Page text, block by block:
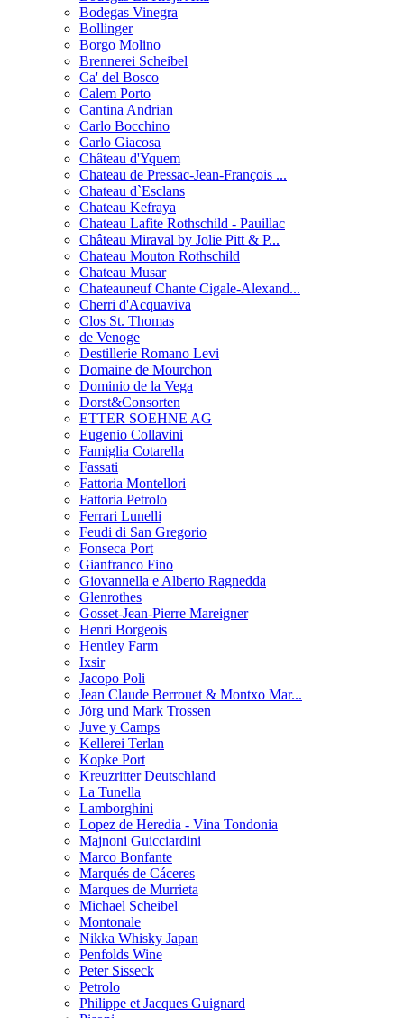
Bodegas Vinegra
Bollinger
Borgo Molino
Brennerei Scheibel
Ca' del Bosco
Calem Porto
Cantina Andrian
Carlo Bocchino
Carlo Giacosa
Château d'Yquem
Chateau de Pressac-Jean-François ...
Chateau d`Esclans
Chateau Kefraya
Chateau Lafite Rothschild - Pauillac
Château Miraval by Jolie Pitt & P...
Chateau Mouton Rothschild
Chateau Musar
Chateauneuf Chante Cigale-Alexand...
Cherri d'Acquaviva
Clos St. Thomas
de Venoge
Destillerie Romano Levi
Domaine de Mourchon
Dominio de la Vega
Dorst&Consorten
ETTER SOEHNE AG
Eugenio Collavini
Famiglia Cotarella
Fassati
Fattoria Montellori
Fattoria Petrolo
Ferrari Lunelli
Feudi di San Gregorio
Fonseca Port
Gianfranco Fino
Giovannella e Alberto Ragnedda
Glenrothes
Gosset-Jean-Pierre Mareigner
Henri Borgeois
Hentley Farm
Ixsir
Jacopo Poli
Jean Claude Berrouet & Montxo Mar...
Jörg und Mark Trossen
Juve y Camps
Kellerei Terlan
Kopke Port
Kreuzritter Deutschland
La Tunella
Lamborghini
Lopez de Heredia - Vina Tondonia
Majnoni Guicciardini
Marco Bonfante
Marqués de Cáceres
Marques de Murrieta
Michael Scheibel
Montonale
Nikka Whisky Japan
Penfolds Wine
Peter Sisseck
Petrolo
Philippe et Jacques Guignard